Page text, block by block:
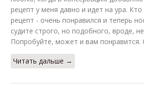
рецепт у меня давно и идет на ура.
рецепт - очень понравился и теперь
судите строго, но подобного, вроде,
Попробуйте, может и вам понравится.
Читать дальше →